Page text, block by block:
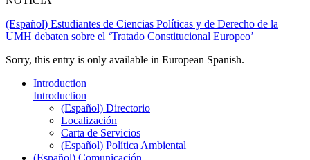
(Español) Estudiantes de Ciencias Políticas y de Derecho de la
UMH debaten sobre el ‘Tratado Constitucional Europeo’
Sorry, this entry is only available in European Spanish.
Introduction
Introduction
(Español) Directorio
Localización
Carta de Servicios
(Español) Política Ambiental
(Español) Comunicación